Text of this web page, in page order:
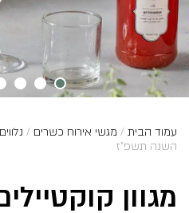
עמוד הבית / מגשי אירוח כשרים / נלווים
השנה תשפ”ז
מגוון